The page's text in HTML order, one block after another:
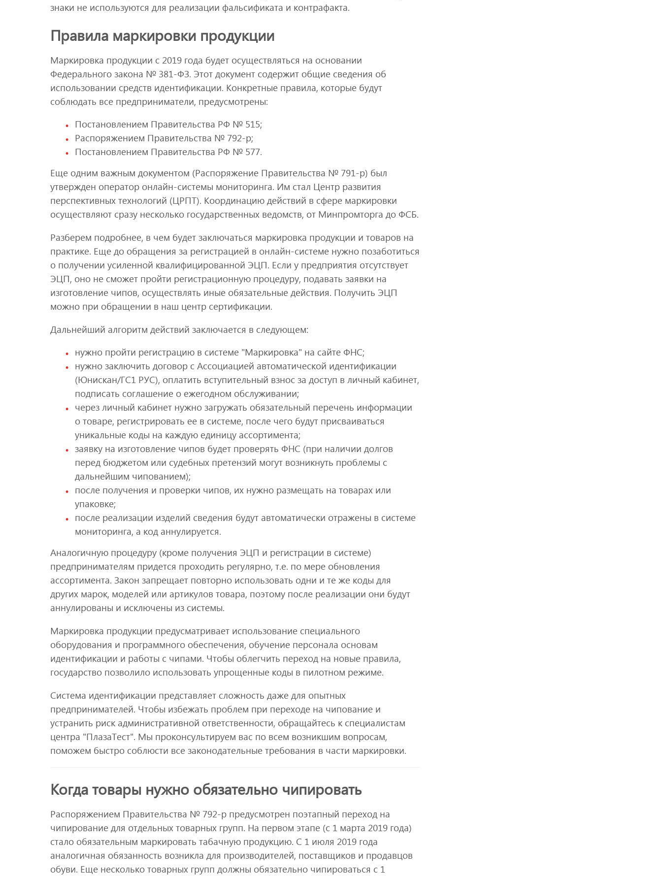
знаки не используются для реализации фальсификата и контрафакта.
Правила маркировки продукции
Маркировка продукции с 2019 года будет осуществляться на основании
Федерального закона № 381-ФЗ. Этот документ содержит общие сведения об
использовании средств идентификации. Конкретные правила, которые будут
соблюдать все предприниматели, предусмотрены:
Постановлением Правительства РФ № 515;
Распоряжением Правительства № 792-р;
Постановлением Правительства РФ № 577.
Еще одним важным документом (Распоряжение Правительства № 791-р) был
утвержден оператор онлайн-системы мониторинга. Им стал Центр развития
перспективных технологий (ЦРПТ). Координацию действий в сфере маркировки
осуществляют сразу несколько государственных ведомств, от Минпромторга до ФСБ.
Разберем подробнее, в чем будет заключаться маркировка продукции и товаров на
практике. Еще до обращения за регистрацией в онлайн-системе нужно позаботиться
о получении усиленной квалифицированной ЭЦП. Если у предприятия отсутствует
ЭЦП, оно не сможет пройти регистрационную процедуру, подавать заявки на
изготовление чипов, осуществлять иные обязательные действия. Получить ЭЦП
можно при обращении в наш центр сертификации.
Дальнейший алгоритм действий заключается в следующем:
нужно пройти регистрацию в системе "Маркировка" на сайте ФНС;
нужно заключить договор с Ассоциацией автоматической идентификации
(Юнискан/ГС1 РУС), оплатить вступительный взнос за доступ в личный кабинет,
подписать соглашение о ежегодном обслуживании;
через личный кабинет нужно загружать обязательный перечень информации
о товаре, регистрировать ее в системе, после чего будут присваиваться
уникальные коды на каждую единицу ассортимента;
заявку на изготовление чипов будет проверять ФНС (при наличии долгов
перед бюджетом или судебных претензий могут возникнуть проблемы с
дальнейшим чипованием);
после получения и проверки чипов, их нужно размещать на товарах или
упаковке;
после реализации изделий сведения будут автоматически отражены в системе
мониторинга, а код аннулируется.
Аналогичную процедуру (кроме получения ЭЦП и регистрации в системе)
предпринимателям придется проходить регулярно, т.е. по мере обновления
ассортимента. Закон запрещает повторно использовать одни и те же коды для
других марок, моделей или артикулов товара, поэтому после реализации они будут
аннулированы и исключены из системы.
Маркировка продукции предусматривает использование специального
оборудования и программного обеспечения, обучение персонала основам
идентификации и работы с чипами. Чтобы облегчить переход на новые правила,
государство позволило использовать упрощенные коды в пилотном режиме.
Система идентификации представляет сложность даже для опытных
предпринимателей. Чтобы избежать проблем при переходе на чипование и
устранить риск административной ответственности, обращайтесь к специалистам
центра "ПлазаТест". Мы проконсультируем вас по всем возникшим вопросам,
поможем быстро соблюсти все законодательные требования в части маркировки.
Когда товары нужно обязательно чипировать
Распоряжением Правительства № 792-р предусмотрен поэтапный переход на
чипирование для отдельных товарных групп. На первом этапе (с 1 марта 2019 года)
стало обязательным маркировать табачную продукцию. С 1 июля 2019 года
аналогичная обязанность возникла для производителей, поставщиков и продавцов
обуви. Еще несколько товарных групп должны обязательно чипироваться с 1